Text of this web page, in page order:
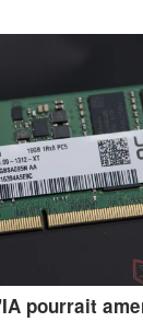
pourrait